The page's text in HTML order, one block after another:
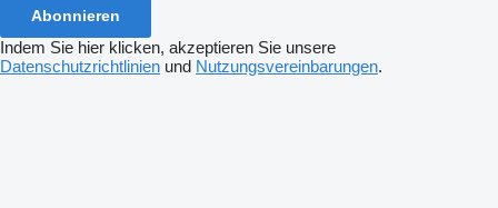
Abonnieren
Indem Sie hier klicken, akzeptieren Sie unsere
Datenschutzrichtlinien und Nutzungsvereinbarungen.